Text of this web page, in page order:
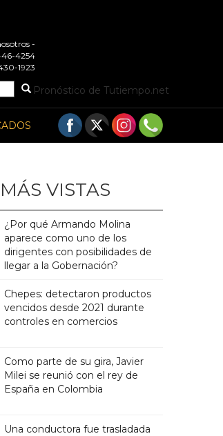
-
4254
1923
Pronóstico de Tutiempo.net
VISTAS
¿Por qué Armando Molina
aparece como uno de los
dirigentes con posibilidades de
llegar a la Gobernación?
Chepes: detectaron productos
vencidos desde 2021 durante
controles en comercios
Como parte de su gira, Javier
Milei se reunió con el rey de
España en Colombia
Una conductora fue trasladada